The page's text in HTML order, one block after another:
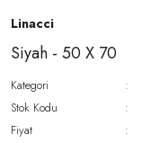
Linacci
Siyah - 50 X 70
Kategori
Stok Kodu
Fiyat